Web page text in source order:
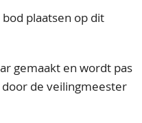
plaatsen op dit
gemaakt en wordt pas
de veilingmeester